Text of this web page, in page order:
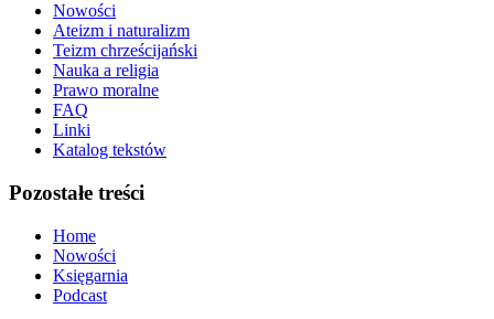
Nowości
Ateizm i naturalizm
Teizm chrześcijański
Nauka a religia
Prawo moralne
FAQ
Linki
Katalog tekstów
Pozostałe treści
Home
Nowości
Księgarnia
Podcast